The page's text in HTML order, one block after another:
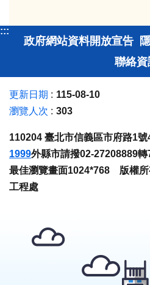
:::
政府網站資料開放宣告
聯絡資
更新日期
115-08-10
瀏覽人次
303
110204 臺北市信義區市府路1
1999外縣市請撥02-27208889轉
最佳瀏覽畫面1024*768 版權
工程處